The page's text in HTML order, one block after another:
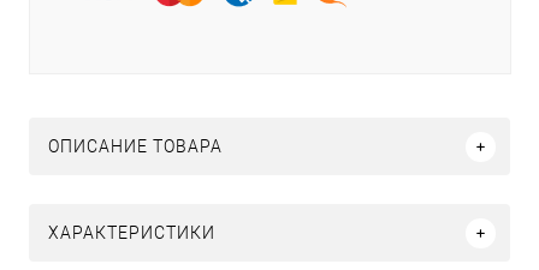
ОПИСАНИЕ ТОВАРА
ХАРАКТЕРИСТИКИ